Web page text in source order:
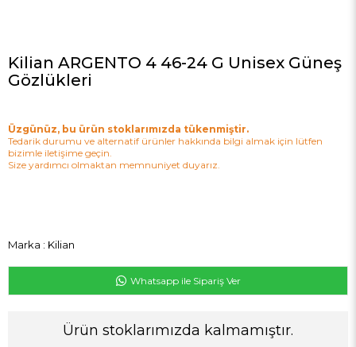
Kilian ARGENTO 4 46-24 G Unisex Güneş
Gözlükleri
Üzgünüz, bu ürün stoklarımızda tükenmiştir.
Tedarik durumu ve alternatif ürünler hakkında bilgi almak için lütfen
bizimle iletişime geçin.
Size yardımcı olmaktan memnuniyet duyarız.
Marka : Kilian
Whatsapp ile Sipariş Ver
Ürün stoklarımızda kalmamıştır.